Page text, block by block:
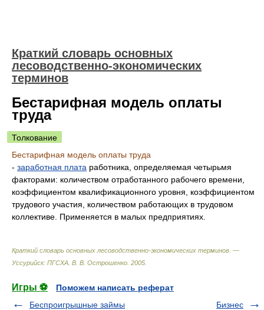
Краткий словарь основных
лесоводственно-экономических
терминов
Бестарифная модель оплаты
труда
Толкование
Бестарифная модель оплаты труда
- заработная плата работника, определяемая четырьмя
факторами: количеством отработанного рабочего времени,
коэффициентом квалификационного уровня, коэффициентом
трудового участия, количеством работающих в трудовом
коллективе. Применяется в малых предприятиях.
Краткий словарь основных лесоводственно-экономических терминов. —
Уссурийск: ПГСХА В. В. Острошенко 2005
Игры ⚽
Поможем написать реферат
Беспроигрышные займы
Бизнес